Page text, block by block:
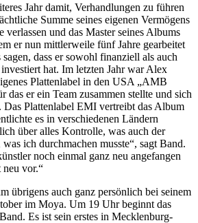
Jahr damit, Verhandlungen zu führen
Summe seines eigenen Vermögens
verlassen und das Master seines Albums
er nun mittlerweile fünf Jahre gearbeitet
dass er sowohl finanziell als auch
hat. Im letzten Jahr war Alex
Plattenlabel in den USA „AMB
das er ein Team zusammen stellte und sich
Das Plattenlabel EMI vertreibt das Album
es in verschiedenen Ländern
über alles Kontrolle, was auch der
ich durchmachen musste“, sagt Band.
noch einmal ganz neu angefangen
neu vor.“
übrigens auch ganz persönlich bei seinem
im Moya. Um 19 Uhr beginnt das
Es ist sein erstes in Mecklenburg-